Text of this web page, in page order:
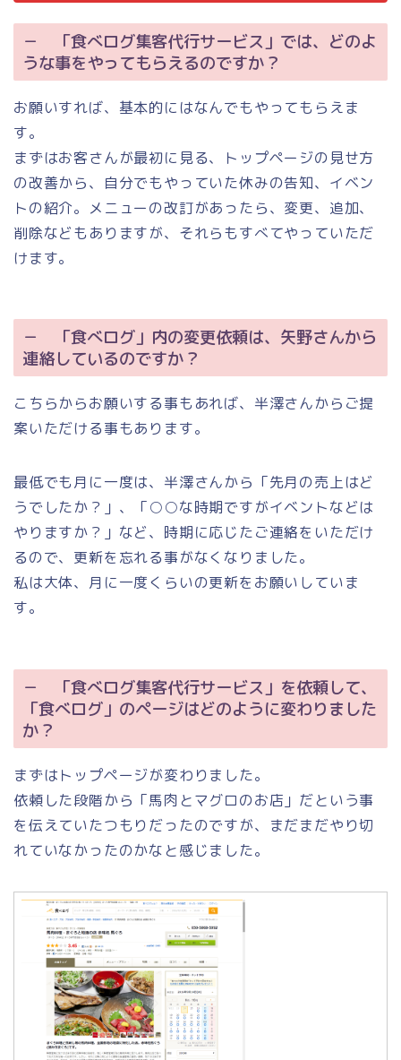
－ 「食べログ集客代行サービス」では、どのよ
うな事をやってもらえるのですか？
お願いすれば、基本的にはなんでもやってもらえま
す。
まずはお客さんが最初に見る、トップページの見せ方
の改善から、自分でもやっていた休みの告知、イベン
トの紹介。メニューの改訂があったら、変更、追加、
削除などもありますが、それらもすべてやっていただ
けます。
－ 「食べログ」内の変更依頼は、矢野さんから
連絡しているのですか？
こちらからお願いする事もあれば、半澤さんからご提
案いただける事もあります。
最低でも月に一度は、半澤さんから「先月の売上はど
うでしたか？」、「○○な時期ですがイベントなどは
やりますか？」など、時期に応じたご連絡をいただけ
るので、更新を忘れる事がなくなりました。
私は大体、月に一度くらいの更新をお願いしていま
す。
－ 「食べログ集客代行サービス」を依頼して、
「食べログ」のページはどのように変わりました
か？
まずはトップページが変わりました。
依頼した段階から「馬肉とマグロのお店」だという事
を伝えていたつもりだったのですが、まだまだやり切
れていなかったのかなと感じました。